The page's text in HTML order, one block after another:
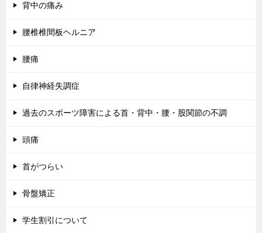
背中の痛み
腰椎椎間板ヘルニア
腰痛
自律神経失調症
過去のスポーツ障害による首・背中・腰・股関節の不調
頭痛
首がつらい
骨盤矯正
学生割引について